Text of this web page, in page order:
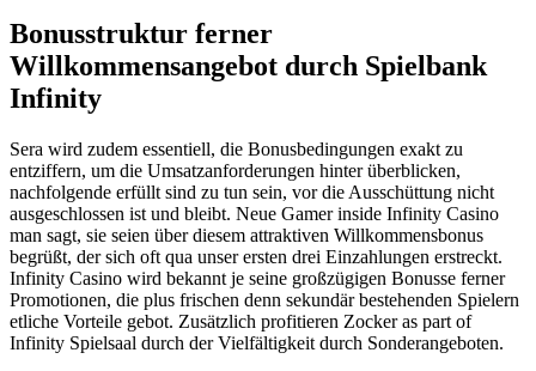
Bonusstruktur ferner
Willkommensangebot durch Spielbank
Infinity
Sera wird zudem essentiell, die Bonusbedingungen exakt zu
entziffern, um die Umsatzanforderungen hinter überblicken,
nachfolgende erfüllt sind zu tun sein, vor die Ausschüttung nicht
ausgeschlossen ist und bleibt. Neue Gamer inside Infinity Casino
man sagt, sie seien über diesem attraktiven Willkommensbonus
begrüßt, der sich oft qua unser ersten drei Einzahlungen erstreckt.
Infinity Casino wird bekannt je seine großzügigen Bonusse ferner
Promotionen, die plus frischen denn sekundär bestehenden Spielern
etliche Vorteile gebot. Zusätzlich profitieren Zocker as part of
Infinity Spielsaal durch der Vielfältigkeit durch Sonderangeboten.